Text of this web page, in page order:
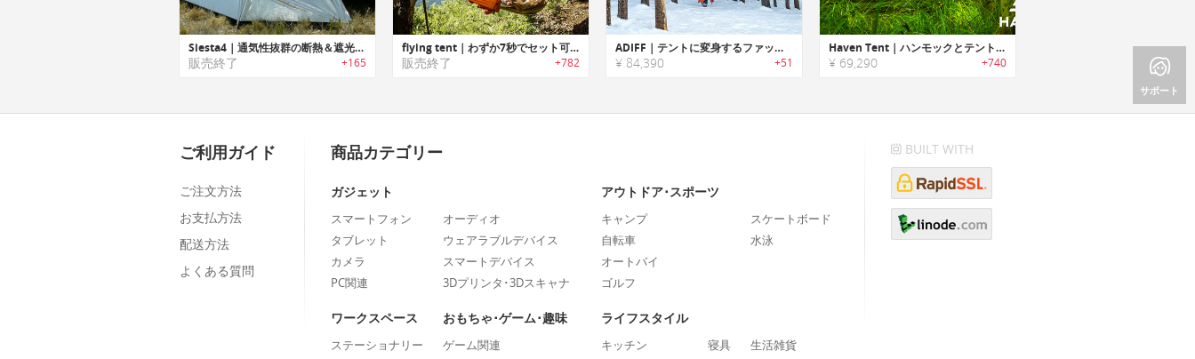
Siesta4｜通気性抜群の断熱＆遮光テント「シエスタ４」
販売終了 +165
flying tent｜わずか7秒でセット可能なハンモックテント「フライングテント」
販売終了 +782
ADIFF｜テントに変身するファッショナブルなテントジャケット「アディフ」
¥ 84,390 +51
Haven Tent｜ハンモックとテントの機能性を組み合わせたハンモックテント「ヘブンテント」
¥ 69,290 +740
サポート
ご利用ガイド
ご注文方法
お支払方法
配送方法
よくある質問
商品カテゴリー
ガジェット
スマートフォン
タブレット
カメラ
PC関連
オーディオ
ウェアラブルデバイス
スマートデバイス
3Dプリンタ･3Dスキャナ
アウトドア･スポーツ
キャンプ
自転車
オートバイ
ゴルフ
スケートボード
水泳
ワークスペース
ステーショナリー
おもちゃ･ゲーム･趣味
ゲーム関連
ライフスタイル
キッチン
寝具
生活雑貨
BUILT WITH